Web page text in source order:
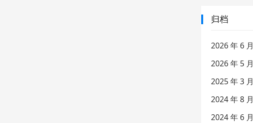
归档
2026 年 6 月
2026 年 5 月
2025 年 3 月
2024 年 8 月
2024 年 6 月